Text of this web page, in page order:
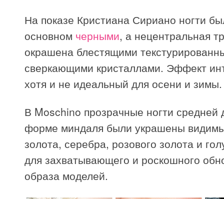
На показе Кристиана Сириано ногти
основном черными, а нецентральная
окрашена блестящими
сверкающими кристаллами. Эффект
хотя и не идеальный для осени и зимы.
В Moschino прозрачные ногти средней
форме миндаля были украшены
золота, серебра, розового золота и
для захватывающего и роскошного
образа моделей.